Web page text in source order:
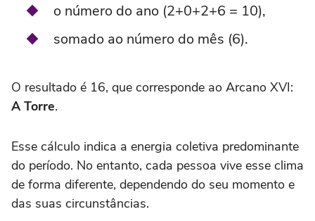
o número do ano (2+0+2+6 = 10),
somado ao número do mês (6).
O resultado é 16, que corresponde ao Arcano XVI:
A Torre.
Esse cálculo indica a energia coletiva predominante
do período. No entanto, cada pessoa vive esse clima
de forma diferente, dependendo do seu momento e
das suas circunstâncias.